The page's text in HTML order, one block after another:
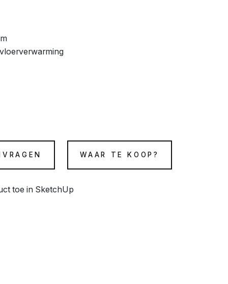
WAAR TE KOOP?
toe in SketchUp